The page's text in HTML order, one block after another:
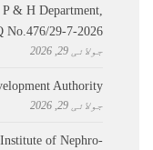
& H Department,
No.476/29-7-2026
جولائی 29, 2026
Authority
جولائی 29, 2026
of Nephro-